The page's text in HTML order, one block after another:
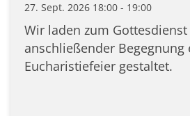
27. Sept. 2026 18:00 - 19:00
Wir laden zum
anschließender Begegnung
Eucharistiefeier gestaltet.